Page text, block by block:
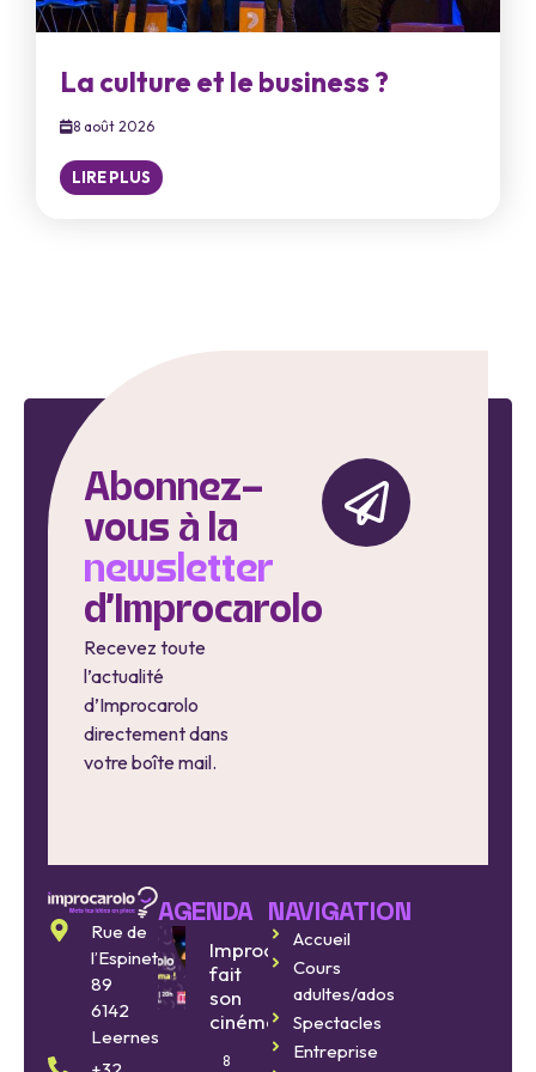
La culture et le business ?
8 août 2026
LIRE PLUS
Abonnez-
vous à la
newsletter
d'Improcarolo
Recevez toute
l’actualité
d’Improcarolo
directement dans
votre boîte mail.
Rue de
l’Espinette
89
6142
Leernes
AGENDA
Improcarolo
fait
son
cinéma
8
NAVIGATION
Accueil
Cours
adultes/ados
Spectacles
Entreprise